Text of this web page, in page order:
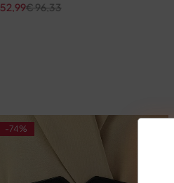
€96,33
52,99
-74%